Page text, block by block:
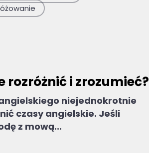
rozróżnić i zrozumieć?
niejednokrotnie
czasy angielskie. Jeśli
z mową...